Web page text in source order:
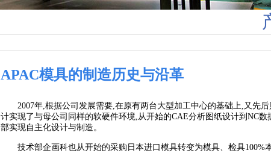
APAC模具的制造历史与沿革
2007年,根据公司发展需要,在原有两台大型加工中心的基础上, 又先
计实现了与母公司同样的软硬件环境,从开始的CAE分析图纸设计到 NC数
部实现自主化设计与制造。
技术部企画科也从开始的采购日本进口模具转变为模具、检具100%